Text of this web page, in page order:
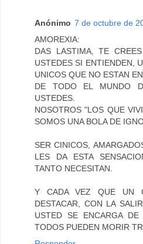
Anónimo 7 de octubre de
AMOREXIA:
DAS LASTIMA, TE
USTEDES SI ENTIENDEN,
UNICOS QUE NO ESTAN
DE TODO EL MUNDO
USTEDES.
NOSOTROS "LOS QUE
SOMOS UNA BOLA DE
SER CINICOS,
LES DA ESTA
TANTO NECESITAN.
Y CADA VEZ QUE UN
DESTACAR, CON LA
USTED SE ENCARGA DE
TODOS PUEDEN MORIR